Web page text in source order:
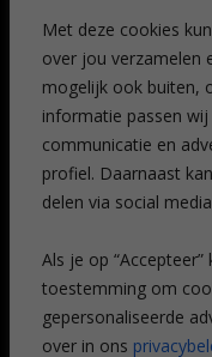
Met deze cookies
over jou verzamelen
mogelijk ook buiten,
informatie passen
communicatie en
profiel. Daarnaast
delen via social
Als je op
toestemming om
gepersonaliseerde
over in ons
Leiden
Amsterdam
Breda
Favorieten
Mijn art alert
NIEUWSBRIEF